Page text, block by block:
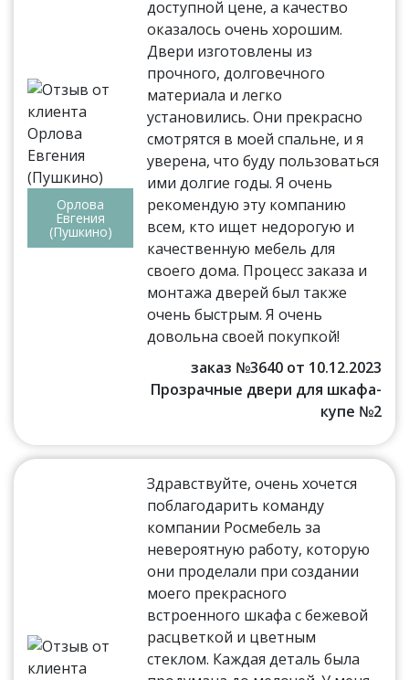
Орлова
Евгения
(Пушкино)
доступной цене, а качество
оказалось очень хорошим.
Двери изготовлены из
прочного, долговечного
материала и легко
установились. Они прекрасно
смотрятся в моей спальне, и я
уверена, что буду пользоваться
ими долгие годы. Я очень
рекомендую эту компанию
всем, кто ищет недорогую и
качественную мебель для
своего дома. Процесс заказа и
монтажа дверей был также
очень быстрым. Я очень
довольна своей покупкой!
заказ №3640 от 10.12.2023
Прозрачные двери для шкафа-
купе №2
Здравствуйте, очень хочется
поблагодарить команду
компании Росмебель за
невероятную работу, которую
они проделали при создании
моего прекрасного
встроенного шкафа с бежевой
расцветкой и цветным
стеклом. Каждая деталь была